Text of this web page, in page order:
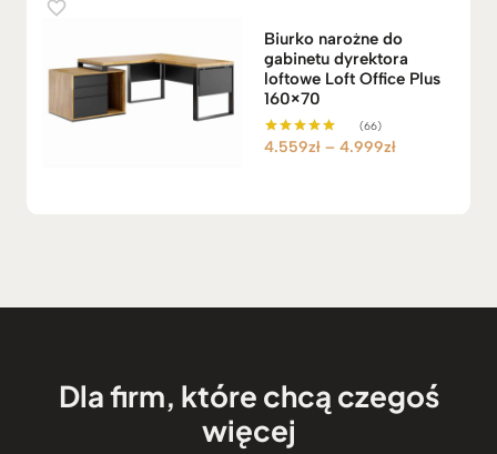
Biurko narożne do
gabinetu dyrektora
loftowe Loft Office Plus
160×70
Oceniono
(66)
4.559zł – 4.999złZ
o
d
Dla firm, które chcą czegoś
więcej